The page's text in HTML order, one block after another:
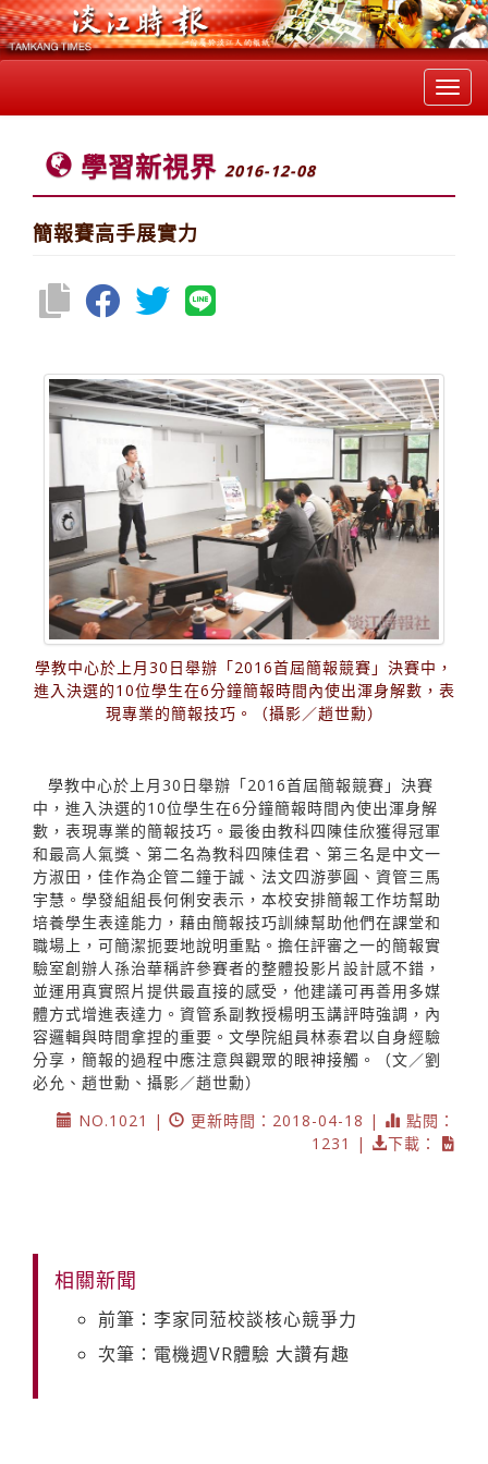
學習新視界 2016-12-08
簡報賽高手展實力
學教中心於上月30日舉辦「2016首屆簡報競賽」決賽中，
進入決選的10位學生在6分鐘簡報時間內使出渾身解數，表
現專業的簡報技巧。（攝影／趙世勳）
學教中心於上月30日舉辦「2016首屆簡報競賽」決賽
中，進入決選的10位學生在6分鐘簡報時間內使出渾身解
數，表現專業的簡報技巧。最後由教科四陳佳欣獲得冠軍
和最高人氣獎、第二名為教科四陳佳君、第三名是中文一
方淑田，佳作為企管二鐘于誠、法文四游夢圓、資管三馬
宇慧。學發組組長何俐安表示，本校安排簡報工作坊幫助
培養學生表達能力，藉由簡報技巧訓練幫助他們在課堂和
職場上，可簡潔扼要地說明重點。擔任評審之一的簡報實
驗室創辦人孫治華稱許參賽者的整體投影片設計感不錯，
並運用真實照片提供最直接的感受，他建議可再善用多媒
體方式增進表達力。資管系副教授楊明玉講評時強調，內
容邏輯與時間拿捏的重要。文學院組員林泰君以自身經驗
分享，簡報的過程中應注意與觀眾的眼神接觸。（文／劉
必允、趙世勳、攝影／趙世勳）
NO.1021 |
更新時間：2018-04-18 |
點閱：
1231 |
下載：
相關新聞
前筆：李家同蒞校談核心競爭力
次筆：電機週VR體驗 大讚有趣